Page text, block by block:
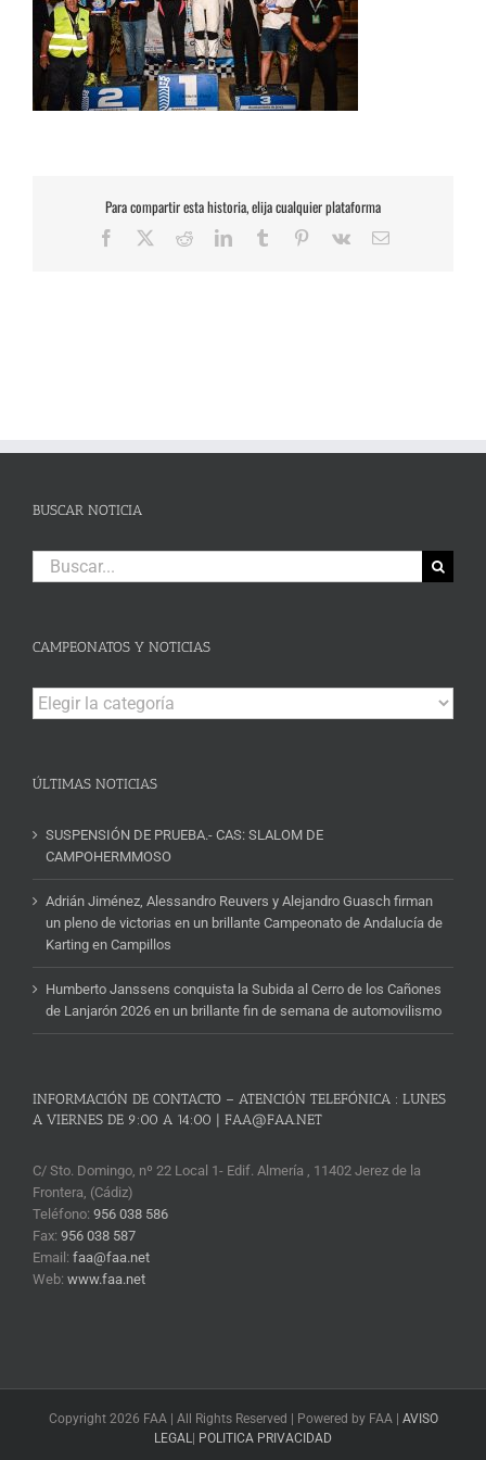
Para compartir esta historia, elija cualquier plataforma
Facebook RedditLinkedInTumblr Pinterest
Vk
Correo
BUSCAR NOTICIA
Buscar:
CAMPEONATOS Y NOTICIAS
Campeonatos
y
ÚLTIMAS NOTICIAS
SUSPENSIÓN DE PRUEBA.- CAS: SLALOM DE
CAMPOHERMMOSO
Adrián Jiménez, Alessandro Reuvers y Alejandro Guasch firman
un pleno de victorias en un brillante Campeonato de Andalucía de
Karting en Campillos
Humberto Janssens conquista la Subida al Cerro de los Cañones
de Lanjarón 2026 en un brillante fin de semana de automovilismo
INFORMACIÓN DE CONTACTO – ATENCIÓN TELEFÓNICA : LUNES
A VIERNES DE 9:00 A 14:00 | FAA@FAA.NET
C/ Sto. Domingo, nº 22 Local 1- Edif. Almería , 11402 Jerez de la
Frontera, (Cádiz)
Teléfono: 956 038 586
Fax: 956 038 587
Email: faa@faa.net
Web: www.faa.net
Copyright 2026 FAA | All Rights Reserved | Powered by FAA | AVISO
LEGAL | POLITICA PRIVACIDAD